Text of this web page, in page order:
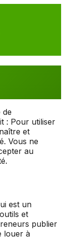
de
: Pour utiliser
et
Vous ne
au
est un
et
publier
louer à